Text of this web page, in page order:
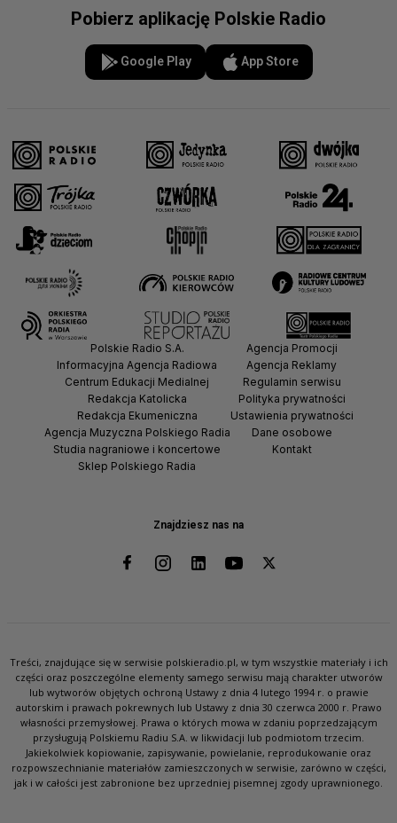
Pobierz aplikację Polskie Radio
Google Play App Store
Znajdziesz nas na
Polskie Radio S.A.
Informacyjna Agencja Radiowa
Centrum Edukacji Medialnej
Redakcja Katolicka
Redakcja Ekumeniczna
Agencja Muzyczna Polskiego Radia
Studia nagraniowe i koncertowe
Sklep Polskiego Radia
Agencja Promocji
Agencja Reklamy
Regulamin serwisu
Polityka prywatności
Ustawienia prywatności
Dane osobowe
Kontakt
Treści, znajdujące się w serwisie polskieradio.pl, w tym wszystkie materiały i ich
części oraz poszczególne elementy samego serwisu mają charakter utworów
lub wytworów objętych ochroną Ustawy z dnia 4 lutego 1994 r. o prawie
autorskim i prawach pokrewnych lub Ustawy z dnia 30 czerwca 2000 r. Prawo
własności przemysłowej. Prawa o których mowa w zdaniu poprzedzającym
przysługują Polskiemu Radiu S.A. w likwidacji lub podmiotom trzecim.
Jakiekolwiek kopiowanie, zapisywanie, powielanie, reprodukowanie oraz
rozpowszechnianie materiałów zamieszczonych w serwisie, zarówno w części,
jak i w całości jest zabronione bez uprzedniej pisemnej zgody uprawnionego.